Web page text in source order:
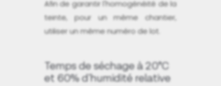
Afin de garantir l'homogénéité de la
teinte, pour un même chantier,
utiliser un même numéro de lot.
Temps de séchage à 20°C
et 60% d'humidité relative